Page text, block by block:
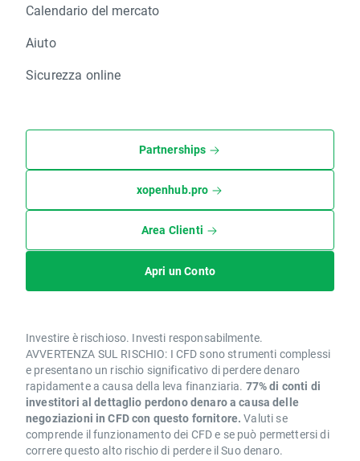
Calendario del mercato
Aiuto
Sicurezza online
Partnerships
xopenhub.pro
Area Clienti
Apri un Conto
Investire è rischioso. Investi responsabilmente.
AVVERTENZA SUL RISCHIO: I CFD sono strumenti complessi
e presentano un rischio significativo di perdere denaro
rapidamente a causa della leva finanziaria. 77% di conti di
investitori al dettaglio perdono denaro a causa delle
negoziazioni in CFD con questo fornitore. Valuti se
comprende il funzionamento dei CFD e se può permettersi di
correre questo alto rischio di perdere il Suo denaro.